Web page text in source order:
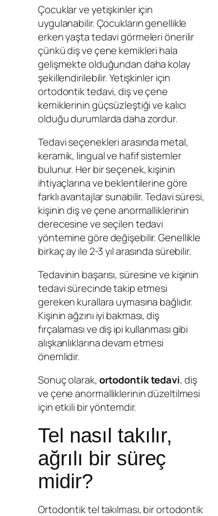
Çocuklar ve yetişkinler için
uygulanabilir. Çocukların genellikle
erken yaşta tedavi görmeleri önerilir
çünkü diş ve çene kemikleri hala
gelişmekte olduğundan daha kolay
şekillendirilebilir. Yetişkinler için
ortodontik tedavi, diş ve çene
kemiklerinin güçsüzleştiği ve kalıcı
olduğu durumlarda daha zordur.
Tedavi seçenekleri arasında metal,
keramik, lingual ve hafif sistemler
bulunur. Her bir seçenek, kişinin
ihtiyaçlarına ve beklentilerine göre
farklı avantajlar sunabilir. Tedavi süresi,
kişinin diş ve çene anormalliklerinin
derecesine ve seçilen tedavi
yöntemine göre değişebilir. Genellikle
birkaç ay ile 2-3 yıl arasında sürebilir.
Tedavinin başarısı, süresine ve kişinin
tedavi sürecinde takip etmesi
gereken kurallara uymasına bağlıdır.
Kişinin ağzını iyi bakması, diş
fırçalaması ve diş ipi kullanması gibi
alışkanlıklarına devam etmesi
önemlidir.
Sonuç olarak, ortodontik tedavi, diş
ve çene anormalliklerinin düzeltilmesi
için etkili bir yöntemdir.
Tel nasıl takılır,
ağrılı bir süreç
midir?
Ortodontik tel takılması, bir ortodontik